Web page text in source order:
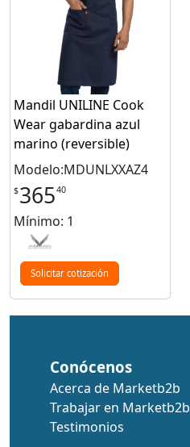
Mandil UNILINE Cook
Wear gabardina azul
marino (reversible)
Modelo:MDUNLXXAZ4
$36540
Mínimo: 1
Solicitar cotización
Conócenos
Acerca de Marketb2b
Trabajar en Marketb2b
Testimonios